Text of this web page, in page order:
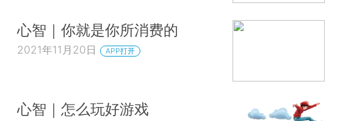
心智｜你就是你所消费的
2021年11月20日 APP打开
心智｜怎么玩好游戏